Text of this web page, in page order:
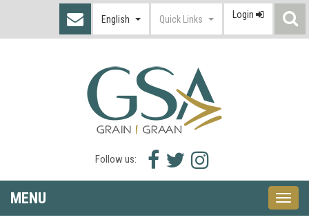
English Quick Links Login
Follow us:
Facebook
icon
Twitter
icon
Instagram
icon
MENU
Toggle